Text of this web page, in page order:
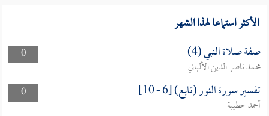
الأكثر استماعا لهذا الشهر
0 صفة صلاة النبي (4)
محمد ناصر الدين الألباني
0
تفسير سورة النور (تابع) [6 - 10]
أحمد حطيبة